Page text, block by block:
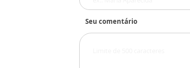
Seu comentário